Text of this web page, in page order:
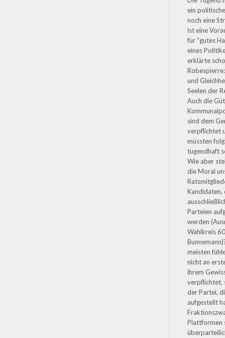
ein
noch eine
ist eine
für "gutes
eines
erklärte
und
Seelen der
Auch die
sind dem
verpflichtet
müssten
tugendhaft
Wie aber
die Moral
Kandidaten,
Parteien
werden
Wahlkreis
meisten
nicht an
ihrem
verpflichtet,
der Partei,
aufgestellt
Plattformen